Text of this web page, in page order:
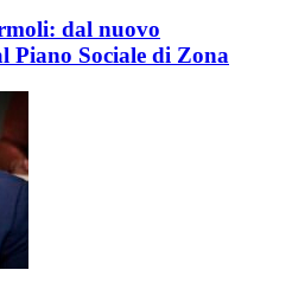
dal nuovo
Piano Sociale di Zona